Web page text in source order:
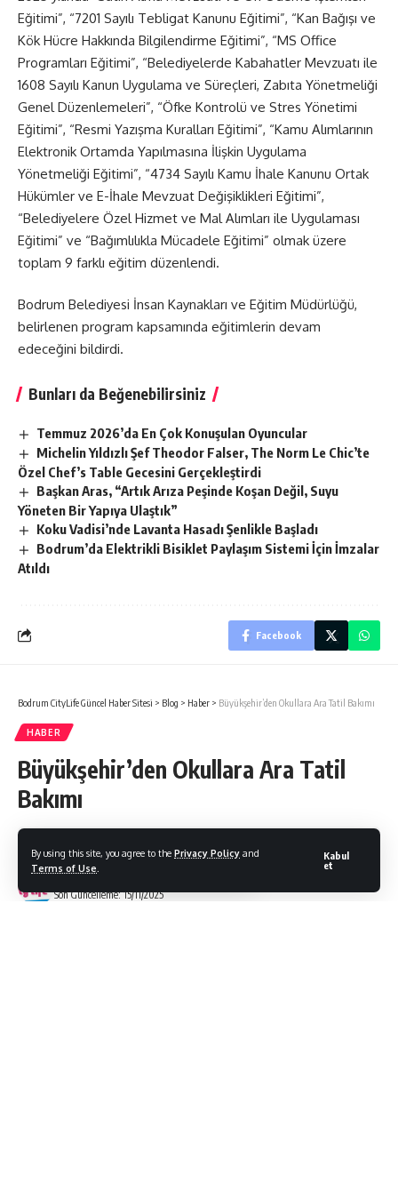
By using this site, you agree to the Privacy Policy and
Terms of Use
Kabul
et
Eğitimi”, “7201 Sayılı Tebligat Kanunu Eğitimi”, “Kan Bağışı ve
Kök Hücre Hakkında Bilgilendirme Eğitimi”, “MS Office
Programları Eğitimi”, “Belediyelerde Kabahatler Mevzuatı ile
1608 Sayılı Kanun Uygulama ve Süreçleri, Zabıta Yönetmeliği
Genel Düzenlemeleri”, “Öfke Kontrolü ve Stres Yönetimi
Eğitimi”, “Resmi Yazışma Kuralları Eğitimi”, “Kamu Alımlarının
Elektronik Ortamda Yapılmasına İlişkin Uygulama
Yönetmeliği Eğitimi”, “4734 Sayılı Kamu İhale Kanunu Ortak
Hükümler ve E-İhale Mevzuat Değişiklikleri Eğitimi”,
“Belediyelere Özel Hizmet ve Mal Alımları ile Uygulaması
Eğitimi” ve “Bağımlılıkla Mücadele Eğitimi” olmak üzere
toplam 9 farklı eğitim düzenlendi.
Bodrum Belediyesi İnsan Kaynakları ve Eğitim Müdürlüğü,
belirlenen program kapsamında eğitimlerin devam
edeceğini bildirdi.
Bunları da Beğenebilirsiniz
Temmuz 2026’da En Çok Konuşulan Oyuncular
Michelin Yıldızlı Şef Theodor Falser, The Norm Le Chic’te
Özel Chef’s Table Gecesini Gerçekleştirdi
Başkan Aras, “Artık Arıza Peşinde Koşan Değil, Suyu
Yöneten Bir Yapıya Ulaştık”
Koku Vadisi’nde Lavanta Hasadı Şenlikle Başladı
Bodrum’da Elektrikli Bisiklet Paylaşım Sistemi İçin İmzalar
Atıldı
Facebook
Bodrum CityLife Güncel Haber Sitesi > Blog > Haber > Büyükşehir’den Okullara Ara Tatil Bakımı
HABER
Büyükşehir’den Okullara Ara Tatil
Bakımı
Son Güncelleme: 15/11/2025
Bodrum Citylife